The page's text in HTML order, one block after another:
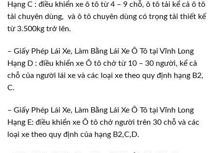
Hạng C : điều khiển xe ô tô từ 4 – 9 chỗ, ô tô tải kể cả ô tô
tải chuyên dùng, và ô tô chuyên dùng có trọng tải thiết kế
từ 3.500kg trở lên.
– Giấy Phép Lái Xe, Làm Bằng Lái Xe Ô Tô tại Vĩnh Long
Hạng D : điều khiển xe Ô tô chở từ 10 – 30 người, kể cả
chỗ của người lái xe và các loại xe theo quy định hạng B2,
C.
– Giấy Phép Lái Xe, Làm Bằng Lái Xe Ô Tô tại Vĩnh Long
Hạng E: điều khiển xe Ô tô chở người trên 30 chỗ và các
loại xe theo quy định của hạng B2,C,D.